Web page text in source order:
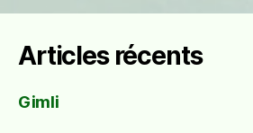
Articles récents
Gimli